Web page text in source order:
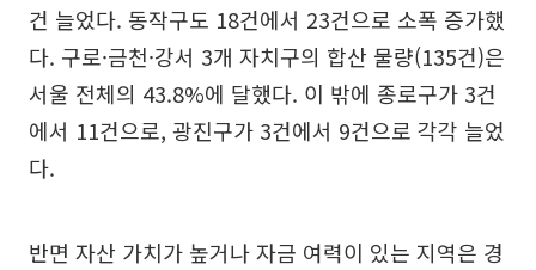
건 늘었다. 동작구도 18건에서 23건으로 소폭 증가했
다. 구로·금천·강서 3개 자치구의 합산 물량(135건)은
서울 전체의 43.8%에 달했다. 이 밖에 종로구가 3건
에서 11건으로, 광진구가 3건에서 9건으로 각각 늘었
다.
반면 자산 가치가 높거나 자금 여력이 있는 지역은 경